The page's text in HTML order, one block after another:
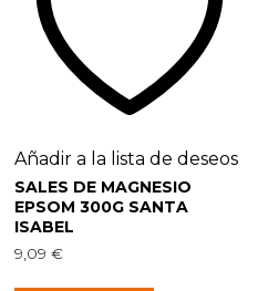
Añadir a la lista de deseos
SALES DE MAGNESIO
EPSOM 300G SANTA
ISABEL
9,09€